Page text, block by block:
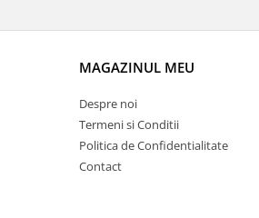
MAGAZINUL MEU
Despre noi
Termeni si Conditii
Politica de Confidentialitate
Contact